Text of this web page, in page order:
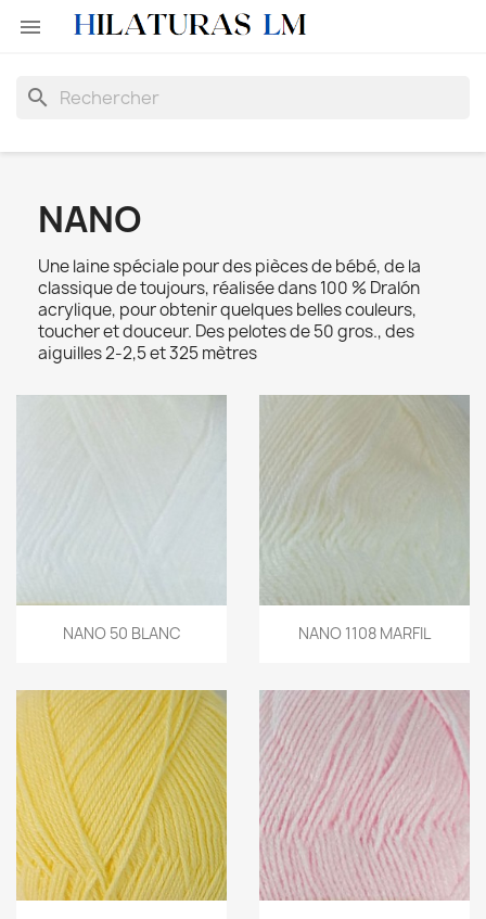

search
NANO
Une laine spéciale pour des pièces de bébé, de la
classique de toujours, réalisée dans 100 % Dralón
acrylique, pour obtenir quelques belles couleurs,
toucher et douceur. Des pelotes de 50 gros., des
aiguilles 2-2,5 et 325 mètres
NANO 50 BLANC NANO 1108 MARFIL